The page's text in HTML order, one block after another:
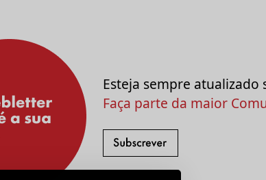
Esteja sempre
Faça parte da maior